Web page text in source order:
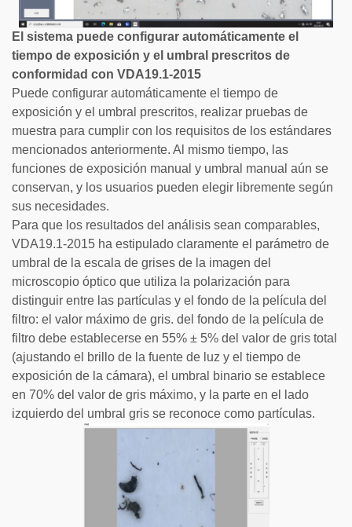
El sistema puede configurar automáticamente el
tiempo de exposición y el umbral prescritos de
conformidad con VDA19.1-2015
Puede configurar automáticamente el tiempo de
exposición y el umbral prescritos, realizar pruebas de
muestra para cumplir con los requisitos de los estándares
mencionados anteriormente. Al mismo tiempo, las
funciones de exposición manual y umbral manual aún se
conservan, y los usuarios pueden elegir libremente según
sus necesidades.
Para que los resultados del análisis sean comparables,
VDA19.1-2015 ha estipulado claramente el parámetro de
umbral de la escala de grises de la imagen del
microscopio óptico que utiliza la polarización para
distinguir entre las partículas y el fondo de la película del
filtro: el valor máximo de gris. del fondo de la película de
filtro debe establecerse en 55% ± 5% del valor de gris total
(ajustando el brillo de la fuente de luz y el tiempo de
exposición de la cámara), el umbral binario se establece
en 70% del valor de gris máximo, y la parte en el lado
izquierdo del umbral gris se reconoce como partículas.